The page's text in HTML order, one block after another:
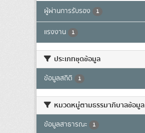
ผู้ผ่านการรับรอง 1
แรงงาน 1
ประเภทชุดข้อมูล
ข้อมูลสถิติ 1
หมวดหมู่ตามธรรมาภิบาลข้อมูล
ข้อมูลสาธารณะ 1